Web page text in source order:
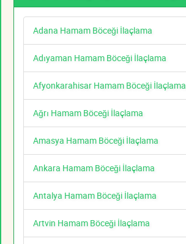
Adana Hamam Böceği İlaçlama
Adıyaman Hamam Böceği İlaçlama
Afyonkarahisar Hamam Böceği İlaçlama
Ağrı Hamam Böceği İlaçlama
Amasya Hamam Böceği İlaçlama
Ankara Hamam Böceği İlaçlama
Antalya Hamam Böceği İlaçlama
Artvin Hamam Böceği İlaçlama